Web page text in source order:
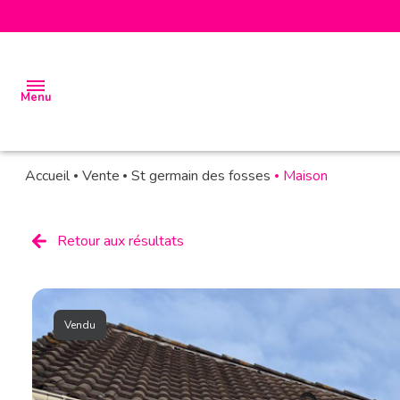
Menu
biens
à la
la
location
Accueil Vente St germain des fosses Maison
Retour aux résultats
Vendu